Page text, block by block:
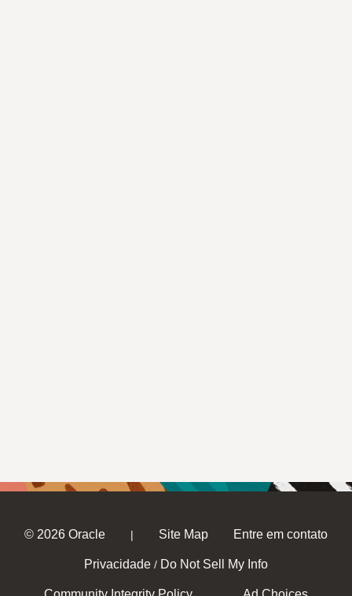
© 2026 Oracle | Site Map Entre em contato
Privacidade / Do Not Sell My Info